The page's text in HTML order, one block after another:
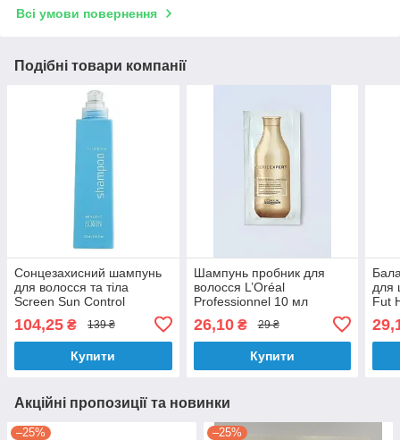
Всі умови повернення
Подібні товари компанії
Сонцезахисний шампунь
для волосся та тіла
Screen Sun Control
Totalbody Shampoo 75 мл
104,25 ₴ 139 ₴
Купити
Шампунь пробник для
волосся L’Oréal
Professionnel 10 мл
26,10₴ 29 ₴
Купити
для
Fut
Акційні пропозиції та новинки
–25% –25%